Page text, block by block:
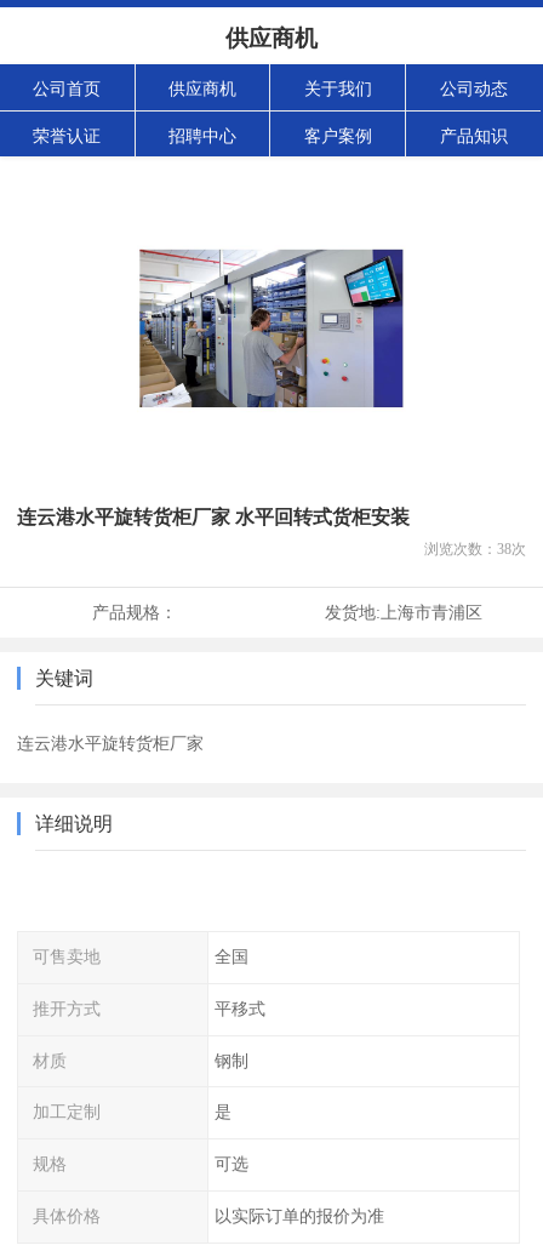
供应商机
公司首页 供应商机 关于我们 公司动态
荣誉认证 招聘中心 客户案例 产品知识
连云港水平旋转货柜厂家 水平回转式货柜安装
浏览次数： 38次
产品规格： 发货地: 上海市青浦区
关键词
连云港水平旋转货柜厂家
详细说明
可售卖地 全国
推开方式 平移式
材质 钢制
加工定制 是
规格 可选
具体价格 以实际订单的报价为准